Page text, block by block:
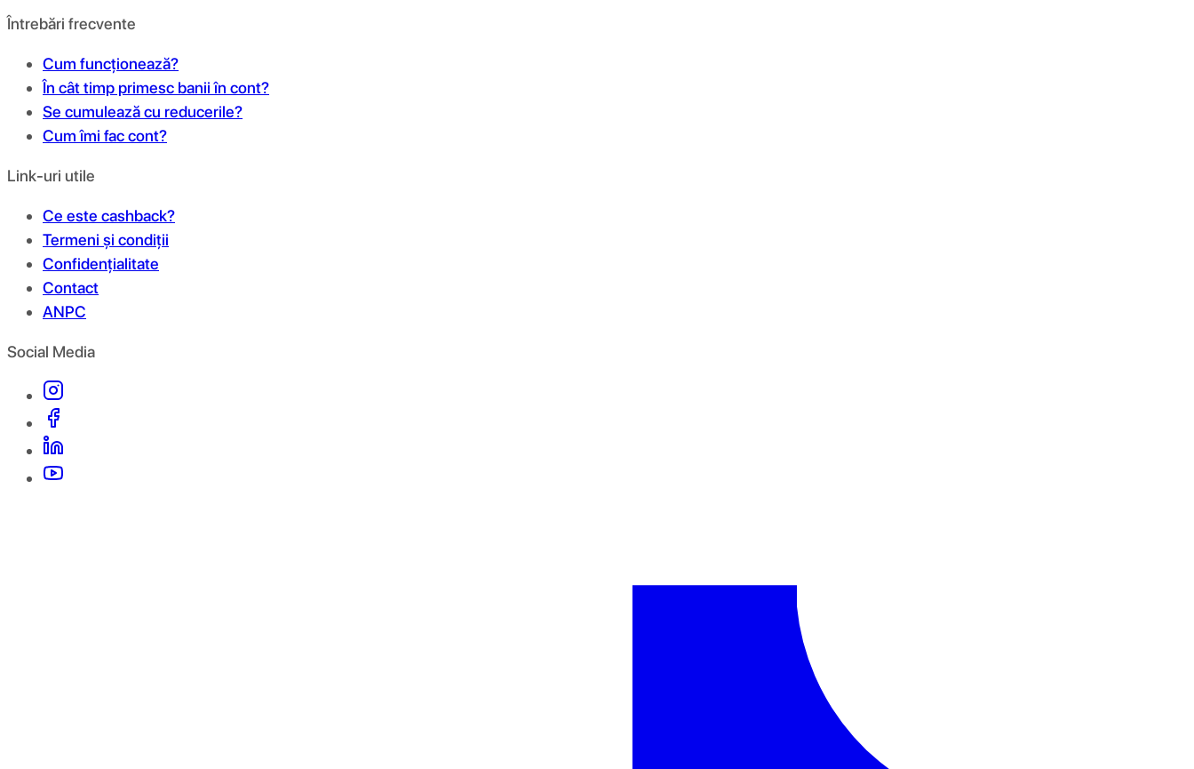
Întrebări frecvente
Cum funcționează?
În cât timp primesc banii în cont?
Se cumulează cu reducerile?
Cum îmi fac cont?
Link-uri utile
Ce este cashback?
Termeni și condiții
Confidențialitate
Contact
ANPC
Social Media